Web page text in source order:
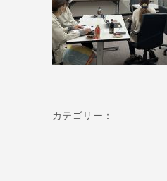
カテゴリー：